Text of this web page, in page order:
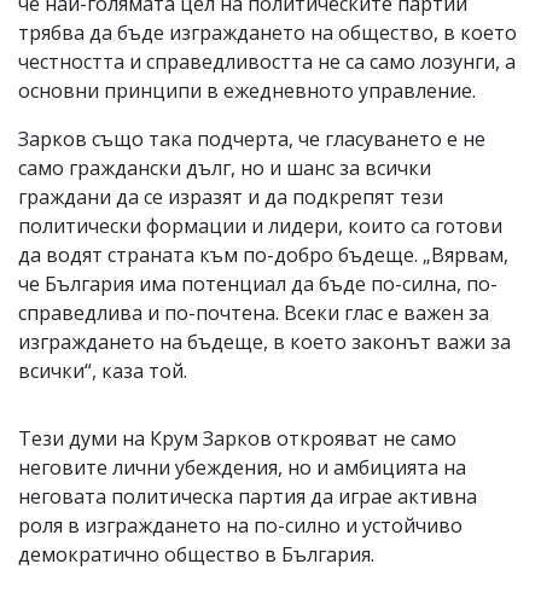
трябва да бъде изграждането на общество, в което
честността и справедливостта не са само лозунги, а
основни принципи в ежедневното управление.
Зарков също така подчерта, че гласуването е не
само граждански дълг, но и шанс за всички
граждани да се изразят и да подкрепят тези
политически формации и лидери, които са готови
да водят страната към по-добро бъдеще. „Вярвам,
че България има потенциал да бъде по-силна, по-
справедлива и по-почтена. Всеки глас е важен за
изграждането на бъдеще, в което законът важи за
всички“, каза той.
Тези думи на Крум Зарков открояват не само
неговите лични убеждения, но и амбицията на
неговата политическа партия да играе активна
роля в изграждането на по-силно и устойчиво
демократично общество в България.